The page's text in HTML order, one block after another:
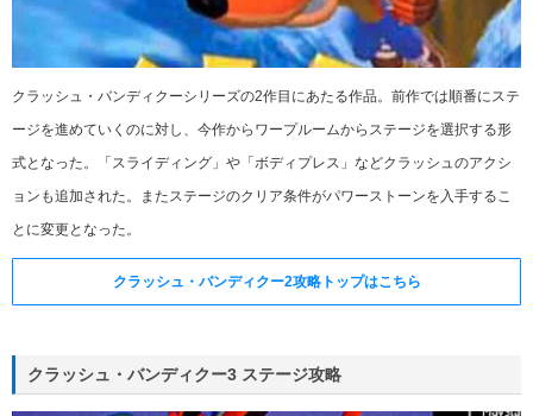
クラッシュ・バンディクーシリーズの2作目にあたる作品。前作では順番にステ
ージを進めていくのに対し、今作からワープルームからステージを選択する形
式となった。「スライディング」や「ボディプレス」などクラッシュのアクシ
ョンも追加された。またステージのクリア条件がパワーストーンを入手するこ
とに変更となった。
クラッシュ・バンディクー2攻略トップはこちら
クラッシュ・バンディクー3 ステージ攻略